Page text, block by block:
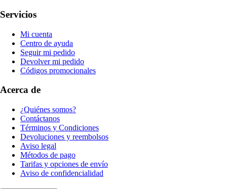
Servicios
Mi cuenta
Centro de ayuda
Seguir mi pedido
Devolver mi pedido
Códigos promocionales
Acerca de
¿Quiénes somos?
Contáctanos
Términos y Condiciones
Devoluciones y reembolsos
Aviso legal
Métodos de pago
Tarifas y opciones de envío
Aviso de confidencialidad